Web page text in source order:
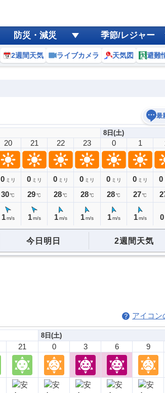
防災・減災 季節/レジャー
2週間天気 ライブカメラ 天気図 避難
最
20
0 ミリ
30℃
1 m/s
21
0 ミリ
29℃
1 m/s
22
0 ミリ
28℃
1 m/s
23
0 ミリ
28 ℃
1m/s
8日(土)
0
0 ミリ
28℃
1 m/s
1
0 ミリ
27℃
1 m/s
0
0
今日明日 2週間天気
アイコン
21
8日(土)
0 3 6 9